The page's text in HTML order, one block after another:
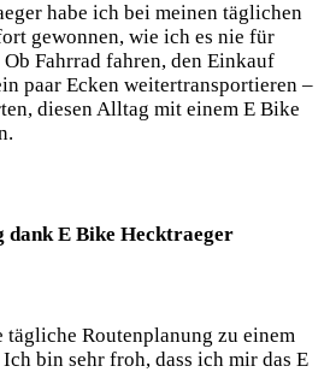
habe ich bei meinen täglichen
gewonnen, wie ich es nie für
Fahrrad fahren, den Einkauf
paar Ecken weitertransportieren –
diesen Alltag mit einem E Bike
dank E Bike Hecktraeger
tägliche Routenplanung zu einem
bin sehr froh, dass ich mir das E